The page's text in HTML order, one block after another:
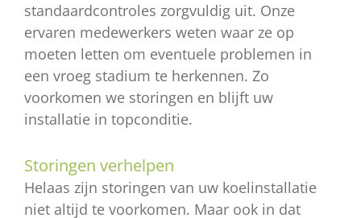
standaardcontroles zorgvuldig uit. Onze
ervaren medewerkers weten waar ze op
moeten letten om eventuele problemen in
een vroeg stadium te herkennen. Zo
voorkomen we storingen en blijft uw
installatie in topconditie.
Storingen verhelpen
Helaas zijn storingen van uw koelinstallatie
niet altijd te voorkomen. Maar ook in dat